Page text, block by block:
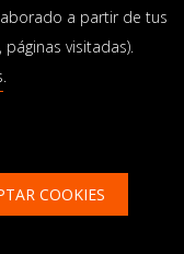
fiscales China ha
que habían
activos fijos
incentivos fiscales
de
a partir de tus
visitadas).
.
COOKIES